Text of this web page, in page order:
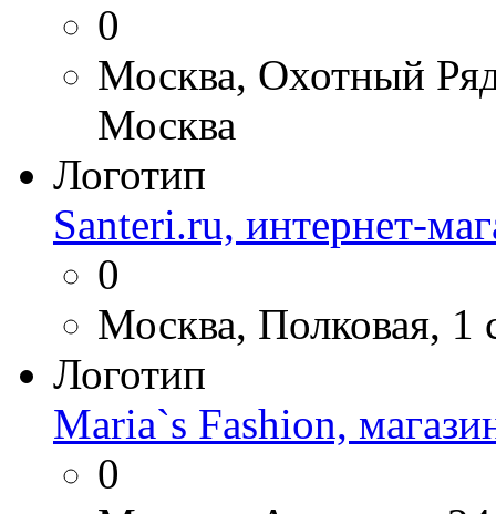
0
Москва, Охотный
Москва
Логотип
Santeri.ru, интернет-
0
Москва, Полковая, 1
Логотип
Maria`s Fashion,
0